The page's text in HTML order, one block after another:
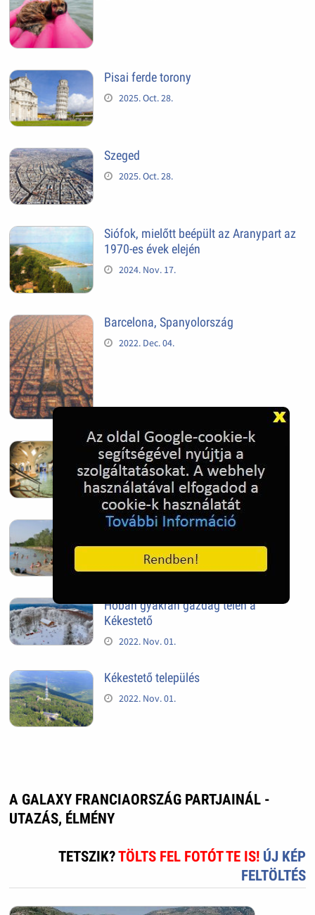
Pisai ferde torony
2025. Oct. 28.
Szeged
2025. Oct. 28.
Siófok, mielőtt beépült az Aranypart az
1970-es évek elején
2024. Nov. 17.
Barcelona, Spanyolország
2022. Dec. 04.
Hagymatikum | Makó fürdő
2022. Nov. 01.
Sándorfalva, Nádastó
2022. Nov. 01.
Hóban gyakran gazdag télen a
Kékestető
2022. Nov. 01.
Kékestető település
2022. Nov. 01.
A GALAXY FRANCIAORSZÁG PARTJAINÁL -
UTAZÁS, ÉLMÉNY
TETSZIK?TÖLTS FEL FOTÓT TE IS! ÚJ KÉP
FELTÖLTÉS